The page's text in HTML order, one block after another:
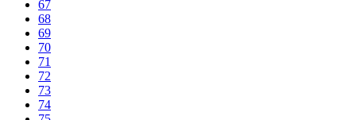
67
68
69
70
71
72
73
74